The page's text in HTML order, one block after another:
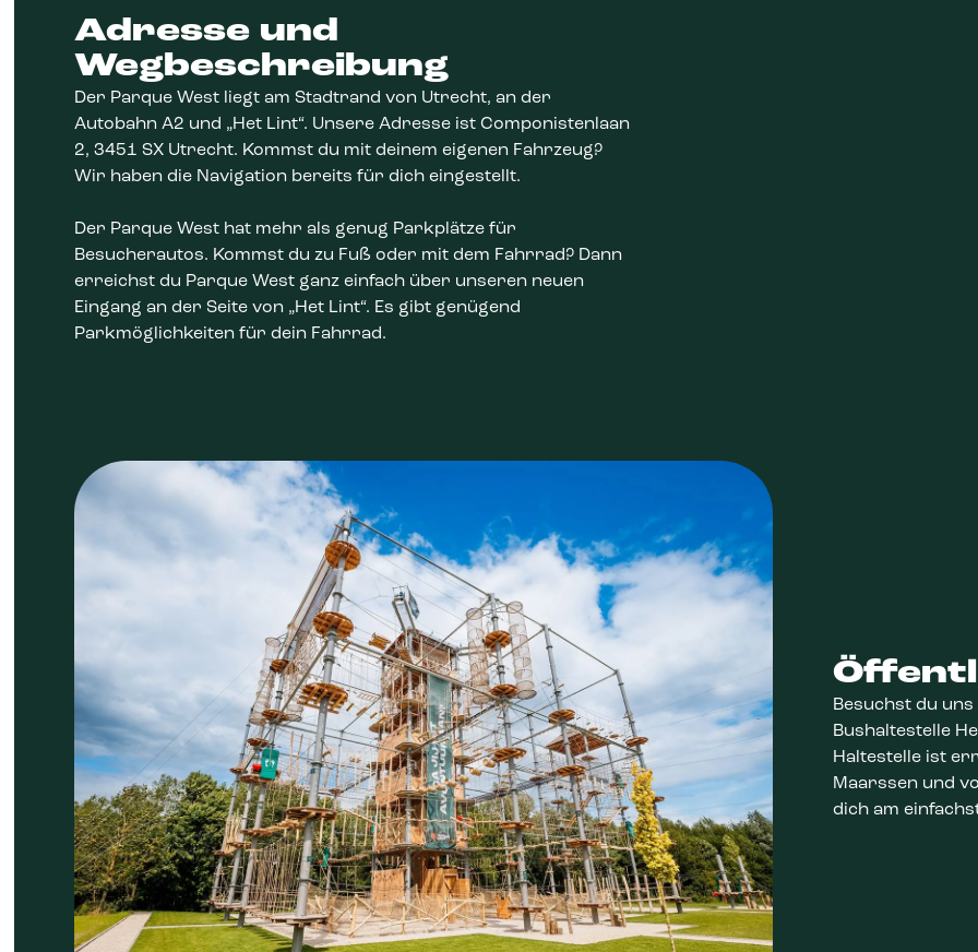
Adresse und
Wegbeschreibung
Der Parque West liegt am Stadtrand von Utrecht, an der
Autobahn A2 und „Het Lint“. Unsere Adresse ist Componistenlaan
2, 3451 SX Utrecht. Kommst du mit deinem eigenen Fahrzeug?
Wir haben die Navigation bereits für dich eingestellt.
Der Parque West hat mehr als genug Parkplätze für
Besucherautos. Kommst du zu Fuß oder mit dem Fahrrad? Dann
erreichst du Parque West ganz einfach über unseren neuen
Eingang an der Seite von „Het Lint“. Es gibt genügend
Parkmöglichkeiten für dein Fahrrad.
Besuchst du
Bushaltestelle
Haltestelle ist
Maarssen und
dich am